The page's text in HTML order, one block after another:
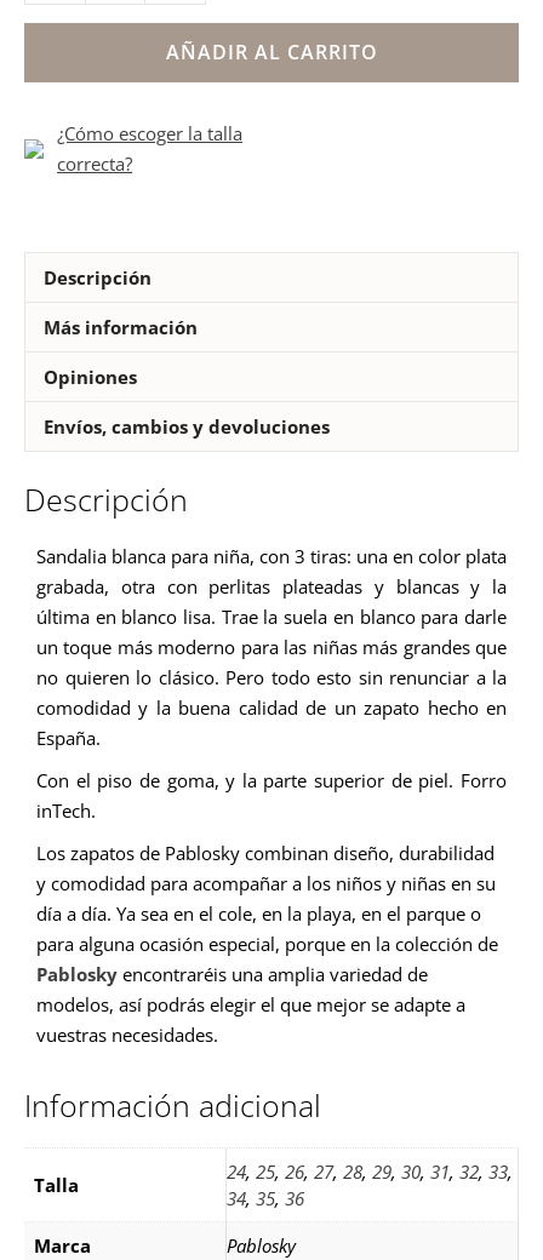
cierre
adherente
Pablosky
AÑADIR AL CARRITO
¿Cómo escoger la talla
correcta?
Descripción
Más información
Opiniones
Envíos, cambios y devoluciones
Descripción
Sandalia blanca para niña, con 3 tiras: una en color plata
grabada, otra con perlitas plateadas y blancas y la
última en blanco lisa. Trae la suela en blanco para darle
un toque más moderno para las niñas más grandes que
no quieren lo clásico. Pero todo esto sin renunciar a la
comodidad y la buena calidad de un zapato hecho en
España.
Con el piso de goma, y la parte superior de piel. Forro
inTech.
Los zapatos de Pablosky combinan diseño, durabilidad
y comodidad para acompañar a los niños y niñas en su
día a día. Ya sea en el cole, en la playa, en el parque o
para alguna ocasión especial, porque en la colección de
Pablosky encontraréis una amplia variedad de
modelos, así podrás elegir el que mejor se adapte a
vuestras necesidades.
Información adicional
Talla
24, 25, 26, 27, 28, 29, 30, 31, 32, 33,
34, 35, 36
Marca
Pablosky